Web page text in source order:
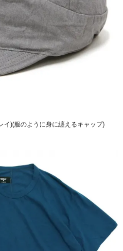
イ)(服のように身に纏えるキャップ)